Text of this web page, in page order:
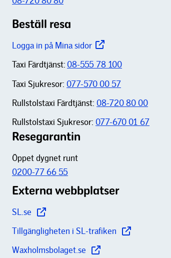
Beställ resa
Logga in på Mina sidor
Taxi Färdtjänst: 08-555 78 100
Taxi Sjukresor: 077-570 00 57
Rullstolstaxi Färdtjänst: 08-720 80 00
Rullstolstaxi Sjukresor: 077-670 01 67
Resegarantin
Öppet dygnet runt
0200-77 66 55
Externa webbplatser
SL.se
Tillgängligheten i SL-trafiken
Waxholmsbolaget.se